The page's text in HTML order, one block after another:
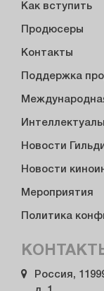
Как вступить
Продюсеры
Контакты
Поддержка
Новости
Новости
Мероприятия
Политика
Россия,